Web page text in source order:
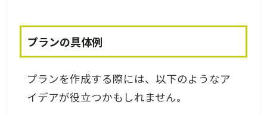
プランの具体例
プランを作成する際には、以下のようなア
イデアが役立つかもしれません。